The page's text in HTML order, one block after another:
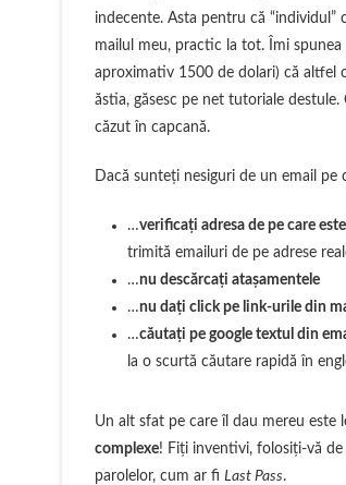
indecente. Asta pentru că
mailul meu, practic la tot. Îmi
aproximativ 1500 de dolari) că altfel
ăstia, găsesc pe net tutoriale
căzut în capcană.
Dacă sunteți nesiguri de un email pe
…verificați adresa de pe care
trimită emailuri de pe adrese
…nu descărcați atașamentele
…nu dați click pe link-urile din
…căutați pe google textul din
la o scurtă căutare rapidă în
Un alt sfat pe care îl dau mereu
complexe! Fiți inventivi, folosiți-vă
parolelor, cum ar fi Last Pass.